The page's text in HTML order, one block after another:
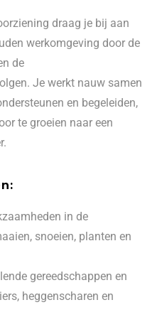
draag je bij aan
werkomgeving door de
de
Je werkt nauw samen
en begeleiden,
te groeien naar een
in de
snoeien, planten en
gereedschappen en
heggenscharen en